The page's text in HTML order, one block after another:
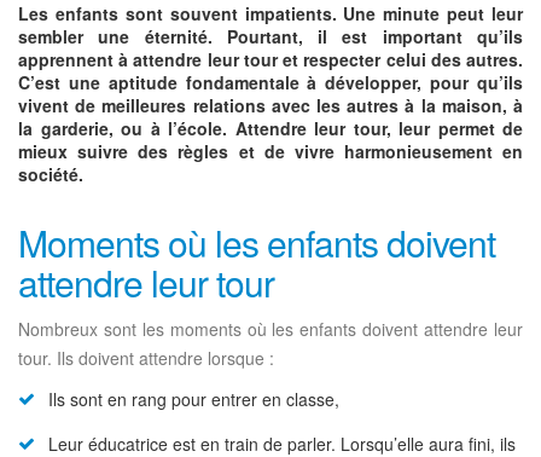
Les enfants sont souvent impatients. Une minute peut leur
sembler une éternité. Pourtant, il est important qu’ils
apprennent à attendre leur tour et respecter celui des autres.
C’est une aptitude fondamentale à développer, pour qu’ils
vivent de meilleures relations avec les autres à la maison, à
la garderie, ou à l’école. Attendre leur tour, leur permet de
mieux suivre des règles et de vivre harmonieusement en
société.
Moments où les enfants doivent
attendre leur tour
Nombreux sont les moments où les enfants doivent attendre leur
tour. Ils doivent attendre lorsque :
Ils sont en rang pour entrer en classe,
Leur éducatrice est en train de parler. Lorsqu’elle aura fini, ils